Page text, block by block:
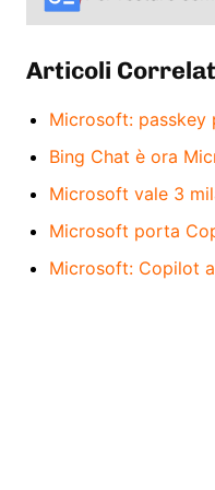
Articoli
Microsoft: passkey
Bing Chat è ora
Microsoft vale 3
Microsoft porta
Microsoft: Copilot